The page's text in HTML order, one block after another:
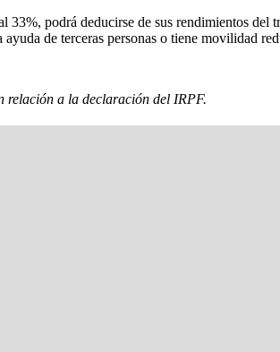
podrá deducirse de sus rendimientos
de terceras personas o tiene movilidad
relación a la declaración del IRPF.